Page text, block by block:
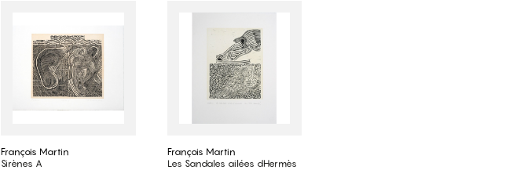
François Martin
Sirènes A
François Martin
Les Sandales ailées dHermès